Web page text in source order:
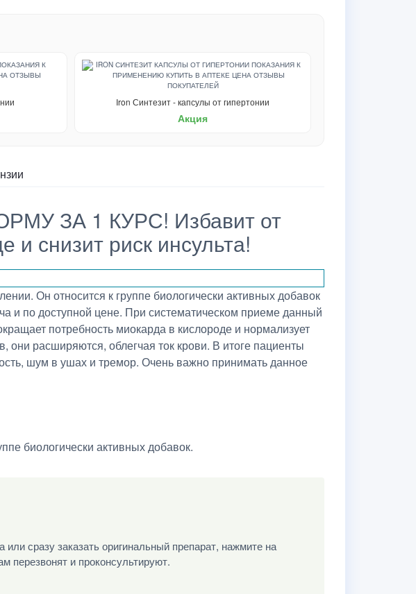
Iron Синтезит - капсулы от гипертонии
Акция
ЗА 1 КУРС! Избавит от
и снизит риск инсульта!
Он относится к группе биологически активных добавок
и по доступной цене. При систематическом приеме данный
потребность миокарда в кислороде и нормализует
они расширяются, облегчая ток крови. В итоге пациенты
шум в ушах и тремор. Очень важно принимать данное
биологически активных добавок.
сразу заказать оригинальный препарат, нажмите на
перезвонят и проконсультируют.